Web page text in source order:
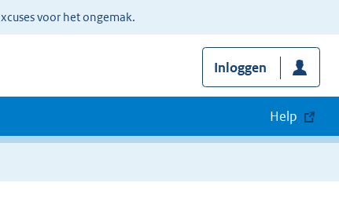
voor het ongemak.
Inloggen
Help